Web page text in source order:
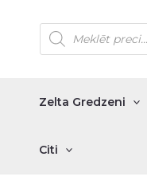
content
Products
search
Zelta Gredzeni
Citi